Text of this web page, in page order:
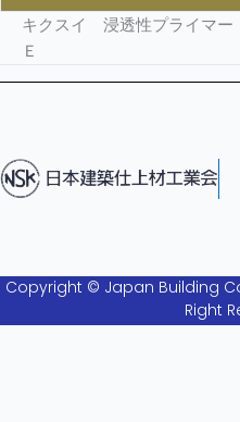
キクスイ 浸透性プライマー
Ｅ
Copyright © Japan Building
Right